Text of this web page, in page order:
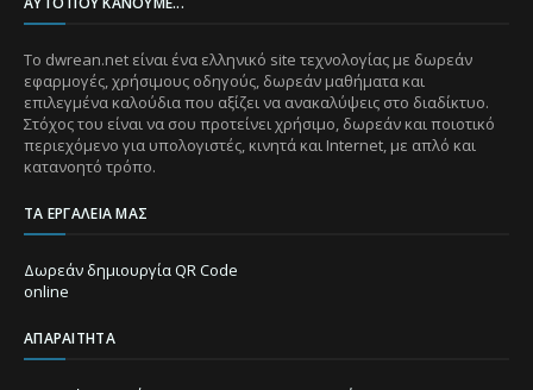
Το dwrean.net είναι ένα ελληνικό site τεχνολογίας με δωρεάν
εφαρμογές, χρήσιμους οδηγούς, δωρεάν μαθήματα και
επιλεγμένα καλούδια που αξίζει να ανακαλύψεις στο διαδίκτυο.
Στόχος του είναι να σου προτείνει χρήσιμο, δωρεάν και ποιοτικό
περιεχόμενο για υπολογιστές, κινητά και Internet, με απλό και
κατανοητό τρόπο.
ΤΑ ΕΡΓΑΛΕΊΑ ΜΑΣ
Δωρεάν δημιουργία QR Code
online
ΑΠΑΡΑΊΤΗΤΑ